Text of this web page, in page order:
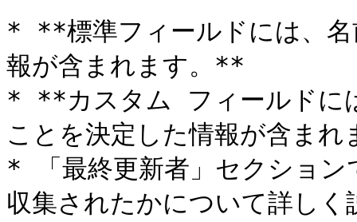
* **標準フィールドには、名
報が含まれます。**
* **カスタム フィールドに
ことを決定した情報が含ま
* 「最終更新者」セクション
収集されたかについて詳しく